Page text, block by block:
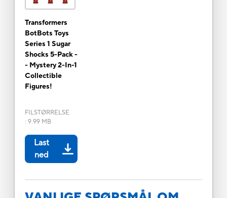
Transformers
BotBots Toys
Series 1 Sugar
Shocks 5-Pack -
- Mystery 2-In-1
Collectible
Figures!
FILSTØRRELSE
: 9.99 MB
Last
ned